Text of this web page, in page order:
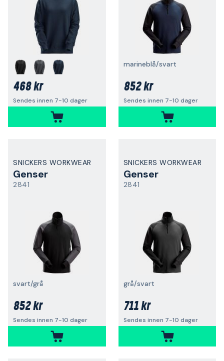
468 kr
Sendes innen 7-10 dager
marineblå/svart
852 kr
Sendes innen 7-10 dager
SNICKERS WORKWEAR
Genser
2841
svart/grå
852 kr
Sendes innen 7-10 dager
SNICKERS WORKWEAR
Genser
2841
grå/svart
711 kr
Sendes innen 7-10 dager